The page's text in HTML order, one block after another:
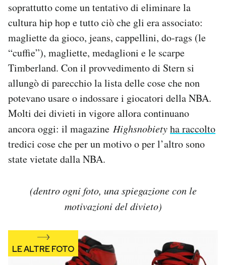
soprattutto come un tentativo di eliminare la
cultura hip hop e tutto ciò che gli era associato:
magliette da gioco, jeans, cappellini, do-rags (le
“cuffie”), magliette, medaglioni e le scarpe
Timberland. Con il provvedimento di Stern si
allungò di parecchio la lista delle cose che non
potevano usare o indossare i giocatori della NBA.
Molti dei divieti in vigore allora continuano
ancora oggi: il magazine Highsnobietyha raccolto
tredici cose che per un motivo o per l’altro sono
state vietate dalla NBA.
(dentro ogni foto, una spiegazione con le
motivazioni del divieto)